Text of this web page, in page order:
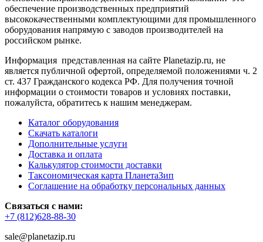
обеспечение производственных предприятий
высококачественными комплектующими для промышленного
оборудования напрямую с заводов производителей на
российском рынке.
Информация представленная на сайте Planetazip.ru, не
является публичной офертой, определяемой положениями ч. 2
ст. 437 Гражданского кодекса РФ. Для получения точной
информации о стоимости товаров и условиях поставки,
пожалуйста, обратитесь к нашим менеджерам.
Каталог оборудования
Скачать каталоги
Дополнительные услуги
Доставка и оплата
Калькулятор стоимости доставки
Таксономическая карта ПланетаЗип
Соглашение на обработку персональных данных
Связаться с нами:
+7 (812)628-88-30
sale@planetazip.ru